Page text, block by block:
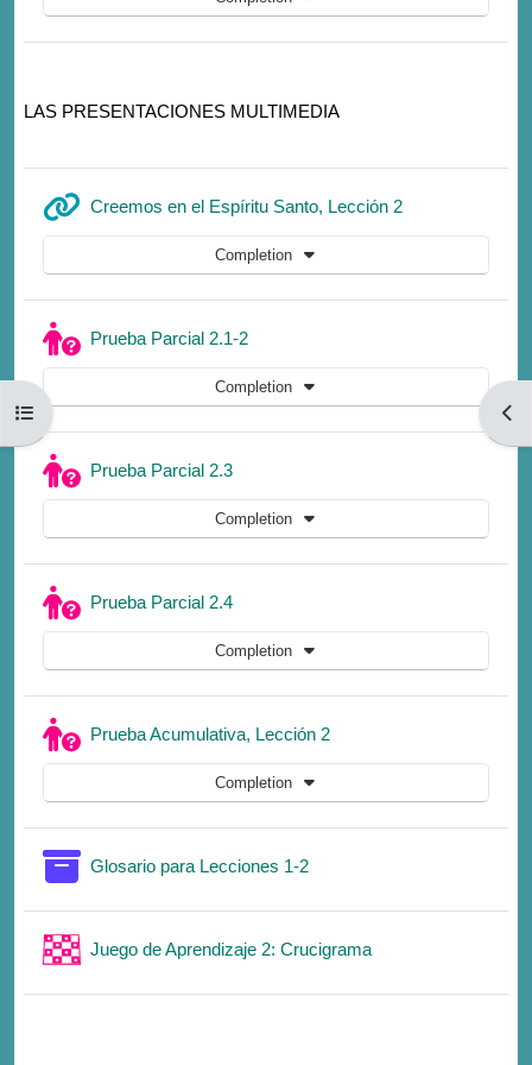
Open course index
LAS PRESENTACIONES MULTIMEDIA
Creemos en el Espíritu Santo, Lección 2URL
Completion
Prueba Parcial 2.1-2Quiz
Completion
Prueba Parcial 2.3Quiz
Completion
Prueba Parcial 2.4Quiz
Completion
Prueba Acumulativa, Lección 2Quiz
Completion
Glosario para Lecciones 1-2Glossary
Juego de Aprendizaje 2: CrucigramaGame